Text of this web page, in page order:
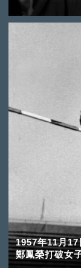
1957年11月17
鄭鳳榮打破女